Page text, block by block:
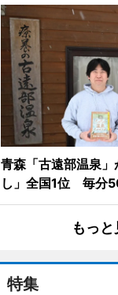
青森「古遠部温泉
し」全国1位 毎分
もっと
特集